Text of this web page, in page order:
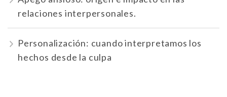
relaciones interpersonales.
Personalización: cuando interpretamos los
hechos desde la culpa